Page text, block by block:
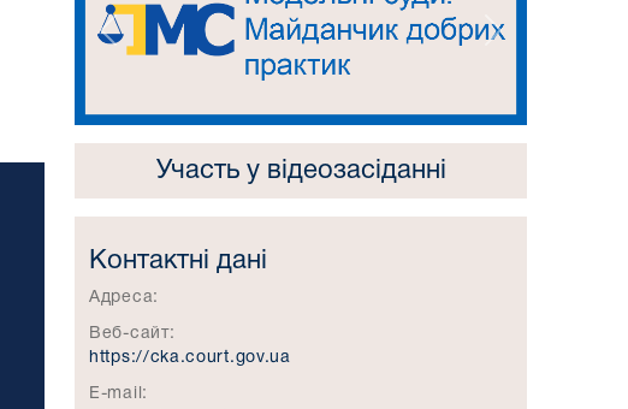
Попередній Наступний
Участь у відеозасіданні
Контактні дані
Адреса:
Веб-сайт:
https://cka.court.gov.ua
E-mail: